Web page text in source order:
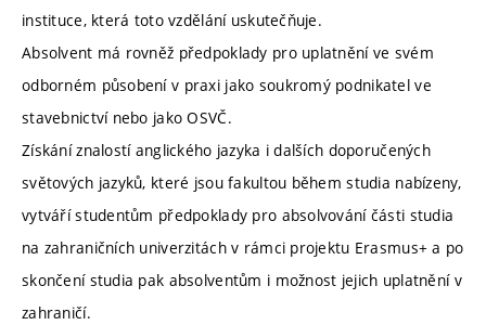
instituce, která toto vzdělání uskutečňuje.
Absolvent má rovněž předpoklady pro uplatnění ve svém
odborném působení v praxi jako soukromý podnikatel ve
stavebnictví nebo jako OSVČ.
Získání znalostí anglického jazyka i dalších doporučených
světových jazyků, které jsou fakultou během studia nabízeny,
vytváří studentům předpoklady pro absolvování části studia
na zahraničních univerzitách v rámci projektu Erasmus+ a po
skončení studia pak absolventům i možnost jejich uplatnění v
zahraničí.